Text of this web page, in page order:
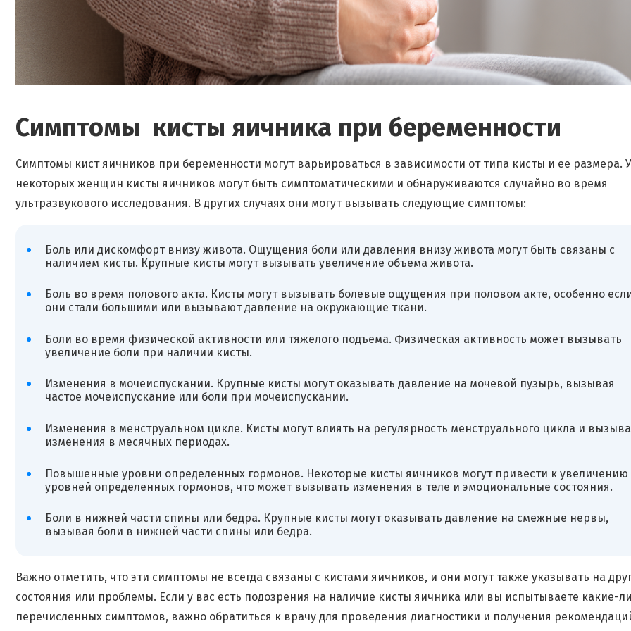
Симптомы кисты яичника при беременности
Симптомы кист яичников при беременности могут варьироваться в зависимости от типа кисты и ее размера. У
некоторых женщин кисты яичников могут быть симптоматическими и обнаруживаются случайно во время
ультразвукового исследования. В других случаях они могут вызывать следующие симптомы:
Боль или дискомфорт внизу живота. Ощущения боли или давления внизу живота могут быть связаны с
наличием кисты. Крупные кисты могут вызывать увеличение объема живота.
Боль во время полового акта. Кисты могут вызывать болевые ощущения при половом акте, особенно
они стали большими или вызывают давление на окружающие ткани.
Боли во время физической активности или тяжелого подъема. Физическая активность может вызывать
увеличение боли при наличии кисты.
Изменения в мочеиспускании. Крупные кисты могут оказывать давление на мочевой пузырь, вызывая
частое мочеиспускание или боли при мочеиспускании.
Изменения в менструальном цикле. Кисты могут влиять на регулярность менструального цикла и
изменения в месячных периодах.
Повышенные уровни определенных гормонов. Некоторые кисты яичников могут привести к увеличению
уровней определенных гормонов, что может вызывать изменения в теле и эмоциональные состояния.
Боли в нижней части спины или бедра. Крупные кисты могут оказывать давление на смежные нервы,
вызывая боли в нижней части спины или бедра.
Важно отметить, что эти симптомы не всегда связаны с кистами яичников, и они могут также указывать на
состояния или проблемы. Если у вас есть подозрения на наличие кисты яичника или вы испытываете какие-
перечисленных симптомов, важно обратиться к врачу для проведения диагностики и получения